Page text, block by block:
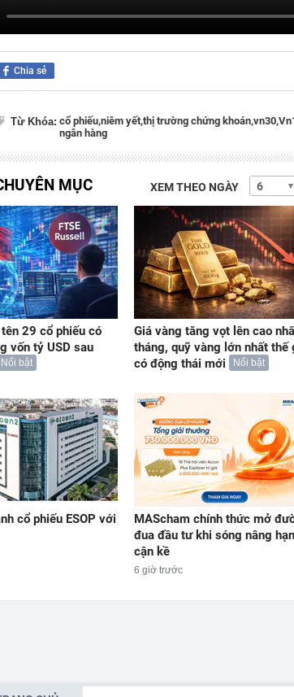
Chia sẻ
Từ Khóa: cổ phiếu,niêm yết,thị trường chứng khoán,vn30,
ngân hàng
MỤC XEM THEO NGÀY
29 cổ phiếu có
vốn tỷ USD sau
Nổi bật
Giá vàng tăng vọt lên cao
tháng, quỹ vàng lớn nhất thế
có động thái mới
Nổi bật
cổ phiếu ESOP với
MAScham chính thức mở
đua đầu tư khi sóng nâng
cận kề
6 giờ trước